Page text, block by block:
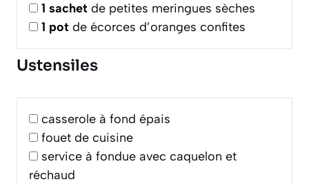
1 sachet de petites meringues sèches
1 pot de écorces d’oranges confites
Ustensiles
casserole à fond épais
fouet de cuisine
service à fondue avec caquelon et
réchaud